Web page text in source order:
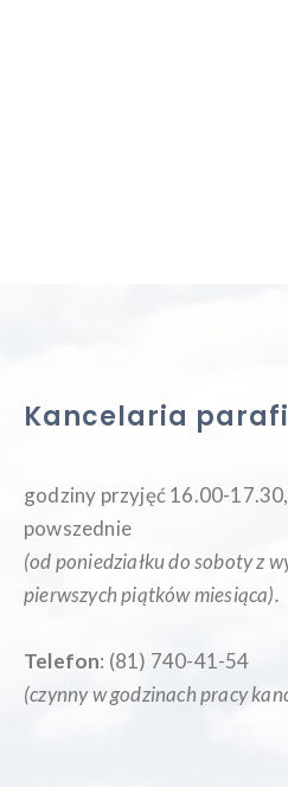
Kancelaria
godziny przyjęć 16.00-
powszednie
(od poniedziałku do soboty z
pierwszych piątków miesiąca).
Telefon: (81) 740-41-54
(czynny w godzinach pracy